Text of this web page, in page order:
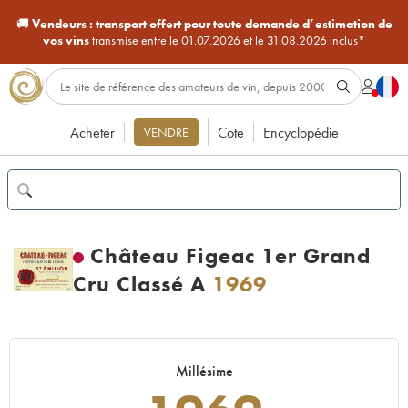
🚚Vendeurs : transport offert pour toute demande d’estimation de
vos vinstransmise entre le 01.07.2026 et le 31.08.2026 inclus*
Acheter VENDRE Cote Encyclopédie
Château Figeac 1er Grand
Cru Classé A 1969
Millésime